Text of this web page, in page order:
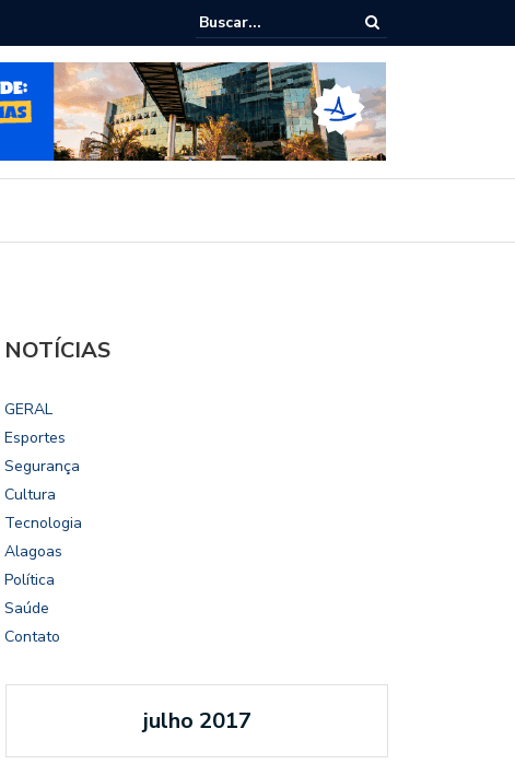
dialoga com UFAL e Faculdade de Coimbra sobre parcerias para
NOTÍCIAS
GERAL
Esportes
Segurança
Cultura
Tecnologia
Alagoas
Política
Saúde
Contato
julho 2017